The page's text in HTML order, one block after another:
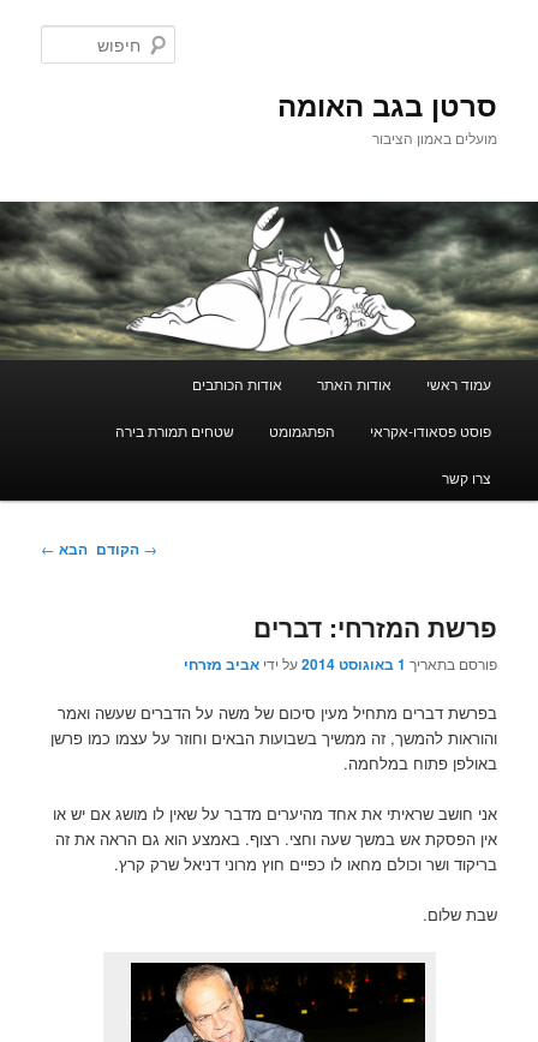
סרטן בגב האומה
מועלים באמון הציבור
עמוד ראשי אודות האתר אודות הכותבים
פוסט פסאודו-אקראי הפתגמומט שטחים תמורת בירה
צרו קשר
ניווט
→ הקודם הבא ←
פרשת המזרחי: דברים
פורסם בתאריך 1 באוגוסט 2014 על ידיאביב מזרחי
בפרשת דברים מתחיל מעין סיכום של משה על הדברים שעשה ואמר
והוראות להמשך, זה ממשיך בשבועות הבאים וחוזר על עצמו כמו פרשן
באולפן פתוח במלחמה.
אני חושב שראיתי את אחד מהיערים מדבר על שאין לו מושג אם יש או
אין הפסקת אש במשך שעה וחצי. רצוף. באמצע הוא גם הראה את זה
בריקוד ושר וכולם מחאו לו כפיים חוץ מרוני דניאל שרק קרץ.
שבת שלום.